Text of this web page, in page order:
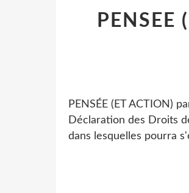
PENSÉE (ET ACTION)
Déclaration des Droits
dans lesquelles pourra